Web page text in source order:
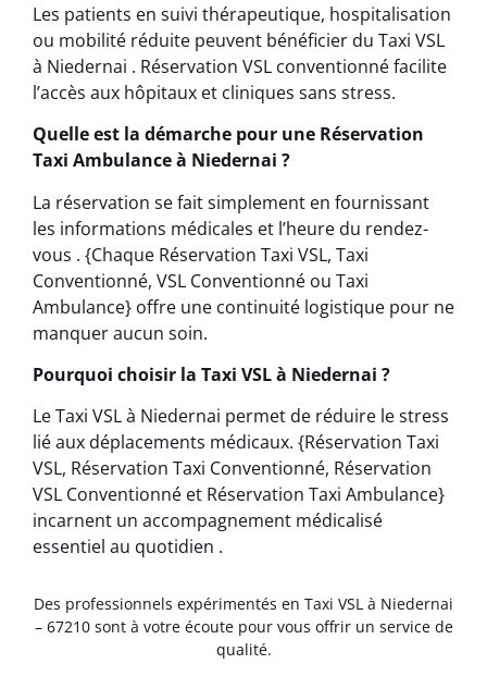
Les patients en suivi thérapeutique, hospitalisation
ou mobilité réduite peuvent bénéficier du Taxi VSL
à Niedernai . Réservation VSL conventionné facilite
l’accès aux hôpitaux et cliniques sans stress.
Quelle est la démarche pour une Réservation
Taxi Ambulance à Niedernai ?
La réservation se fait simplement en fournissant
les informations médicales et l’heure du rendez-
vous . {Chaque Réservation Taxi VSL, Taxi
Conventionné, VSL Conventionné ou Taxi
Ambulance} offre une continuité logistique pour ne
manquer aucun soin.
Pourquoi choisir la Taxi VSL à Niedernai ?
Le Taxi VSL à Niedernai permet de réduire le stress
lié aux déplacements médicaux. {Réservation Taxi
VSL, Réservation Taxi Conventionné, Réservation
VSL Conventionné et Réservation Taxi Ambulance}
incarnent un accompagnement médicalisé
essentiel au quotidien .
Des professionnels expérimentés en Taxi VSL à Niedernai
– 67210 sont à votre écoute pour vous offrir un service de
qualité.